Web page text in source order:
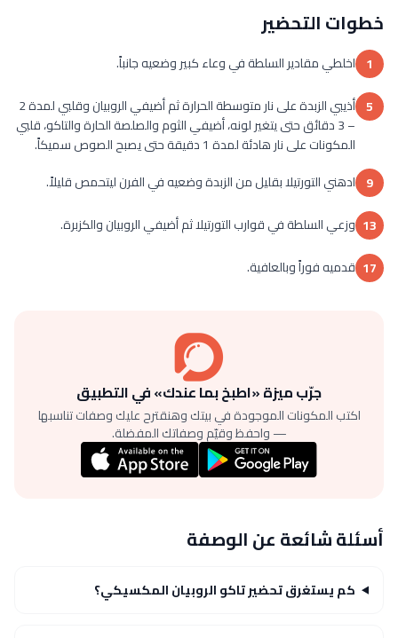
خطوات التحضير
1 اخلطي مقادير السلطة في وعاء كبير وضعيه جانباً.
5
أذيبي الزبدة على نار متوسطة الحرارة ثم أضيفي الروبيان وقلبي لمدة 2
– 3 دقائق حتى يتغير لونه، أضيفي الثوم والصلصة الحارة والتاكو، قلبي
المكونات على نار هادئة لمدة 1 دقيقة حتى يصبح الصوص سميكاً.
9 ادهني التورتيلا بقليل من الزبدة وضعيه في الفرن ليتحمص قليلاً.
13 وزعي السلطة في قوارب التورتيلا ثم أضيفي الروبيان والكزبرة.
17 قدميه فوراً وبالعافية.
جرّب ميزة «اطبخ بما عندك» في التطبيق
اكتب المكونات الموجودة في بيتك وهنقترح عليك وصفات تناسبها
— واحفظ وقيّم وصفاتك المفضلة.
أسئلة شائعة عن الوصفة
كم يستغرق تحضير تاكو الروبيان المكسيكي؟